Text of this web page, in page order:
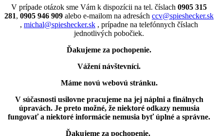
V prípade otázok sme Vám k dispozícii na tel. číslach 0905 315
281, 0905 946 909 alebo e-mailom na adresách ccv@spieshecker.sk
, michal@spieshecker.sk , prípadne na telefónnych číslach
jednotlivých pobočiek.
Ďakujeme za pochopenie.
Vážení návštevníci.
Máme novú webovú stránku.
V súčasnosti usilovne pracujeme na jej náplni a finálnych
úpravách. Je preto možné, že niektoré odkazy nemusia
fungovaťa niektoré informácie nemusia byť úplné a správne.
Ďakujeme za pochopenie.